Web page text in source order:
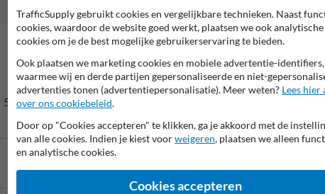
5 jaar fabrieksgarantie
TrafficSupply gebruikt cookies en vergelijkbare technieken. Naast
cookies, waardoor de website goed werkt, plaatsen we ook analytische
cookies om je de best mogelijke gebruikerservaring te bieden.
Ook plaatsen we marketing cookies en mobiele advertentie-identifiers,
waarmee wij en derde partijen gepersonaliseerde en niet-
advertenties tonen (advertentiepersonalisatie). Meer weten? Lees hier
over ons cookiebeleid.
Door op "Cookies accepteren" te klikken, ga je akkoord met de
van alle cookies. Indien je kiest voorweigeren, plaatsen we alleen
en analytische cookies.
Cookies accepteren